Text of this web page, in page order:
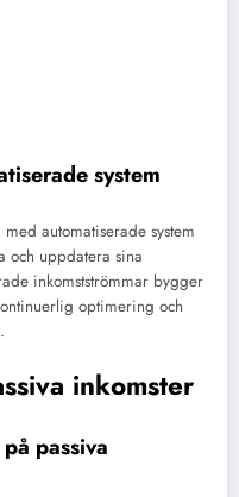
system
automatiserade system
och uppdatera sina
inkomstströmmar bygger
optimering och
inkomster
passiva